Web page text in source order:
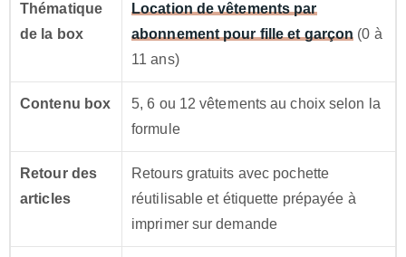
Thématique
de la box
Location de vêtements par
abonnement pour fille et garçon (0 à
11 ans)
Contenu box
5, 6 ou 12 vêtements au choix selon la
formule
Retour des
articles
Retours gratuits avec pochette
réutilisable et étiquette prépayée à
imprimer sur demande